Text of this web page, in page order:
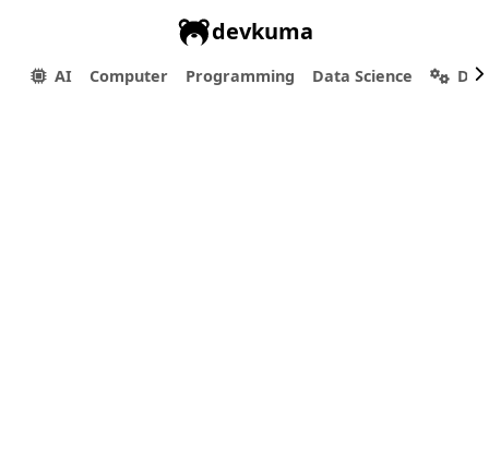
devkuma
AI Computer Programming Data Science